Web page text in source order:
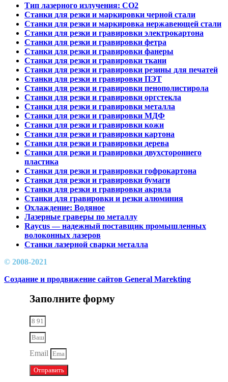
Тип лазерного излучения: СО2
Станки для резки и маркировки черной стали
Станки для резки и маркировка нержавеющей стали
Станки для резки и гравировки электрокартона
Станки для резки и гравировки фетра
Станки для резки и гравировки фанеры
Станки для резки и гравировки ткани
Станки для резки и гравировки резины для печатей
Станки для резки и гравировки ПЭТ
Станки для резки и гравировки пенополистирола
Станки для резки и гравировки оргстекла
Станки для резки и гравировки металла
Станки для резки и гравировки МДФ
Станки для резки и гравировки кожи
Станки для резки и гравировки картона
Станки для резки и гравировки дерева
Станки для резки и гравировки двухстороннего
пластика
Станки для резки и гравировки гофрокартона
Станки для резки и гравировки бумаги
Станки для резки и гравировки акрила
Станки для гравировки и резки алюминия
Охлаждение: Водяное
Лазерные граверы по металлу
Raycus — надежный поставщик промышленных
волоконных лазеров
Cтанки лазерной сварки металла
© 2008-2021
Создание и продвижение сайтов General Marekting
Заполните форму
Email
Отправить